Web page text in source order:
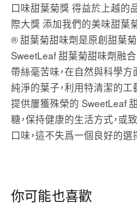
口味甜葉菊獎 得益於上越的
際大獎 添加我們的美味甜葉
® 甜葉菊甜味劑是原創甜葉菊
SweetLeaf 甜葉菊甜味劑融
帶絲毫苦味，在自然與科學
純淨的葉子，利用特清潔的工
提供屢獲殊榮的 SweetLeaf
糖，保持健康的生活方式，
口味，這不失爲一個良好的選
你可能也喜歡